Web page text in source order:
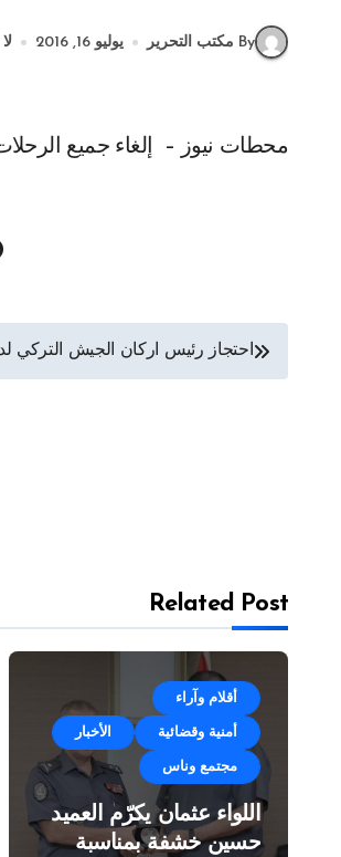
By مكتب التحرير يوليو 16, 2016
محطات نيوز – إلغاء جميع
تصفّح
احتجاز رئيس اركان الجيش التركي
Related Post
أقلام وآراء
أمنية وقضائية الأخبار
مجتمع وناس
اللواء عثمان يكرّم العميد
حسين خشفة بمناسبة